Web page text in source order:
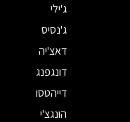
ג'ילי
ג'נסיס
דאצ'יה
דונגפנג
דייהטסו
הונגצ'י